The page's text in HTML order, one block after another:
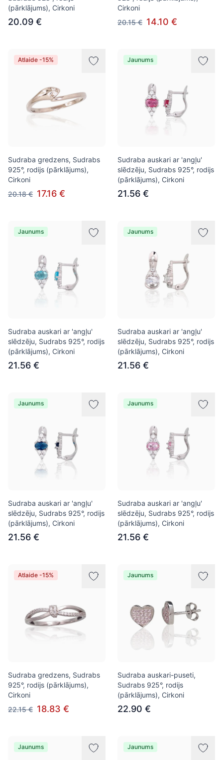
(pārklājums), Cirkoni
20.09 €
Cirkoni
20.15 € 14.10 €
Atlaide -15%
Sudraba gredzens, Sudrabs
925°, rodijs (pārklājums),
Cirkoni
20.18 € 17.16 €
Jaunums
Sudraba auskari ar 'angļu'
slēdzēju, Sudrabs 925°, rodijs
(pārklājums), Cirkoni
21.56 €
Jaunums
Sudraba auskari ar 'angļu'
slēdzēju, Sudrabs 925°, rodijs
(pārklājums), Cirkoni
21.56 €
Jaunums
Sudraba auskari ar 'angļu'
slēdzēju, Sudrabs 925°, rodijs
(pārklājums), Cirkoni
21.56 €
Jaunums
Sudraba auskari ar 'angļu'
slēdzēju, Sudrabs 925°, rodijs
(pārklājums), Cirkoni
21.56 €
Jaunums
Sudraba auskari ar 'angļu'
slēdzēju, Sudrabs 925°, rodijs
(pārklājums), Cirkoni
21.56 €
Atlaide -15%
Sudraba gredzens, Sudrabs
925°, rodijs (pārklājums),
Cirkoni
22.15 € 18.83 €
Jaunums
Sudraba auskari-puseti,
Sudrabs 925°, rodijs
(pārklājums), Cirkoni
22.90 €
Jaunums Jaunums